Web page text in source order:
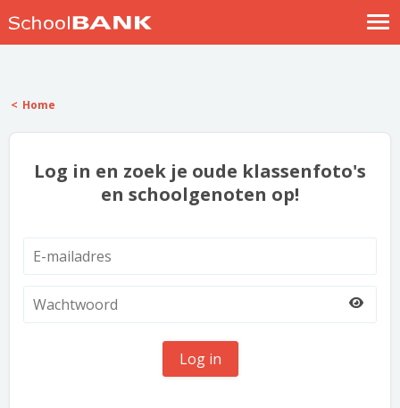
Help
Home
Log in en zoek je oude klassenfoto's
en schoolgenoten op!
Log in